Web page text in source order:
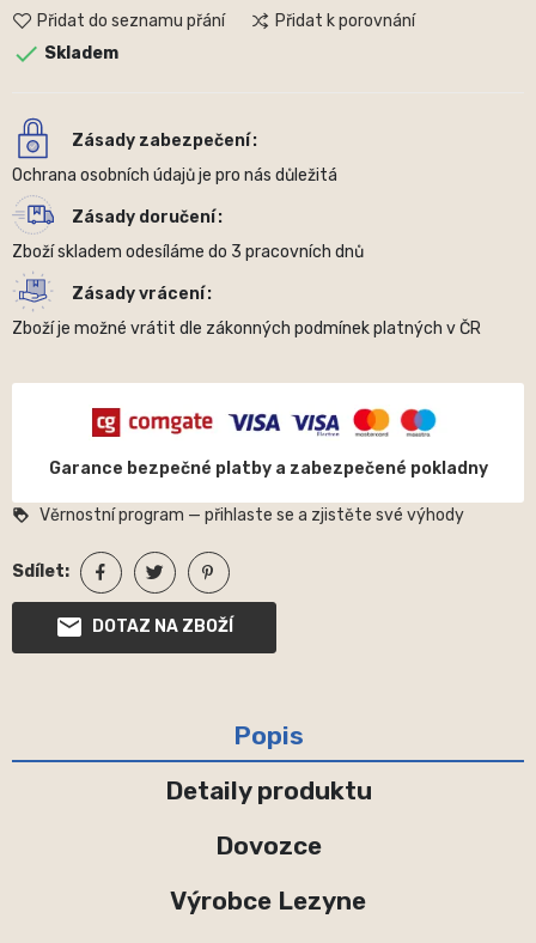
Přidat do seznamu přání Přidat k porovnání
 Skladem
Zásady zabezpečení
Ochrana osobních údajů je pro nás důležitá
Zásady doručení
Zboží skladem odesíláme do 3 pracovních dnů
Zásady vrácení
Zboží je možné vrátit dle zákonných podmínek platných v ČR
Garance bezpečné platby a zabezpečené pokladny
loyalty Věrnostní program — přihlaste se a zjistěte své výhody
Sdílet:
DOTAZ NA ZBOŽÍ
Popis
Detaily produktu
Dovozce
Výrobce Lezyne